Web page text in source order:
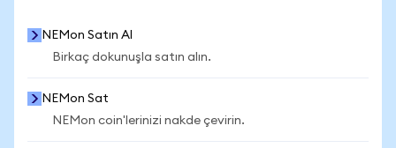
NEMon Satın Al
Birkaç dokunuşla satın alın.
NEMon Sat
NEMon coin'lerinizi nakde çevirin.